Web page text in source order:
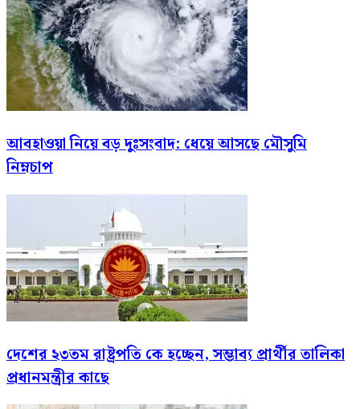
আবহাওয়া নিয়ে বড় দুঃসংবাদ: ধেয়ে আসছে মৌসুমি
নিম্নচাপ
দেশের ২৩তম রাষ্ট্রপতি কে হচ্ছেন, সম্ভাব্য প্রার্থীর তালিকা
প্রধানমন্ত্রীর কাছে